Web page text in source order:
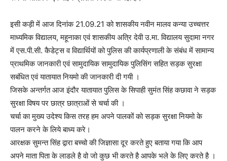
इसी कड़ी में आज दिनांक 21.09.21 को शासकीय नवीन मालव कन्या उच्चत्तर
माध्यमिक विद्यालय, महूनाका एवं शासकीय अत्रि देवी उ.मा. विद्यालय सुदामा नगर
में एस.पी.सी. कैडेट्स व विद्यार्थियों को पुलिस की कार्यप्रणाली के संबंध में सामान्य
प्राथमिक जानकारी एवं सामुदायिक सामुदायिक पुलिसिंग सहित सड़क सुरक्षा
सबंधित एवं यातायात नियमो की जानकारी दी गयी ।
जिसके अन्तर्गत आज इंदौर यातायात पुलिस के सिपाही सुमंत सिंह कछावा ने सड़क
सुरक्षा विषय पर छात्र छात्राओं से चर्चा की ।
चर्चा का मुख्य उदेश्य किस तरह हम अपने पालकों को सड़क सुरक्षा नियमो के
पालन करने के लिये बाध्य करे।
आरक्षक सुमन्त सिंह द्वारा बच्चो की जिज्ञासा दूर करते हुए बताया गया कि आप
अपने माता पिता के लाडले है वो जो कुछ भी करते है आपके भले के लिए करते है ।